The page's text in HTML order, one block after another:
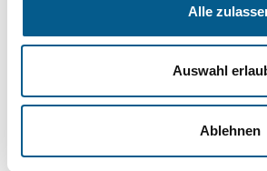
Alle
Auswahl
Ablehnen
Polizeibingo: Senioren